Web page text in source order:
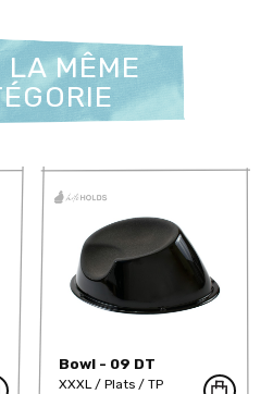
MÊME
Bowl - 09 DT
XXXL Plats
TP